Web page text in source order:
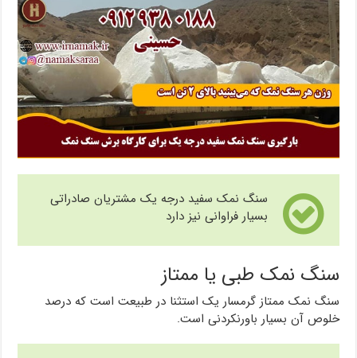
سنگ نمک سفید درجه یک مشتریان صادراتی
بسیار فراوانی نیز دارد
سنگ نمک طبی یا ممتاز
سنگ نمک ممتاز گرمسار یک استثنا در طبیعت است که درصد
خلوص آن بسیار باورنکردنی است.